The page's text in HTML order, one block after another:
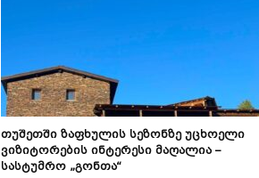
თუშეთში ზაფხულის სეზონზე უცხოელი
ვიზიტორების ინტერესი მაღალია –
სასტუმრო „გონთა“